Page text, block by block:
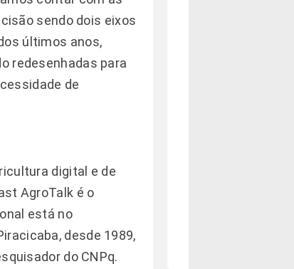
sendo dois eixos
últimos anos,
redesenhadas para
de
digital e de
AgroTalk é o
está no
desde 1989,
do CNPq.